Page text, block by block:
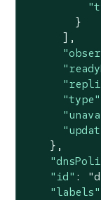
        }
      ],
"type"
    },
"id" :
"labels"